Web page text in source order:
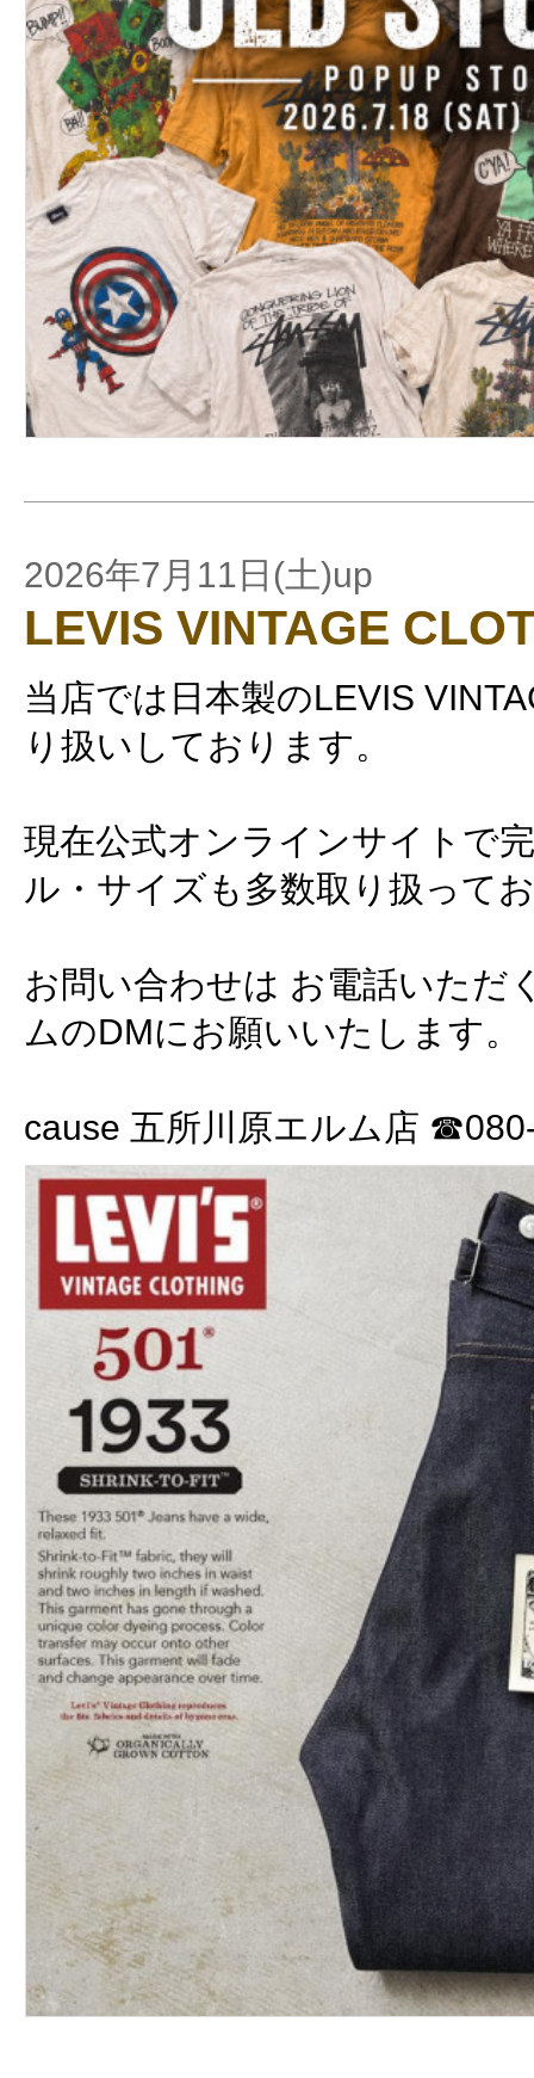
2026年7月11日(土)up
LEVIS VINTAGE
当店では日本製のLEVIS
り扱いしております。
現在公式オンラインサイトで
ル・サイズも多数取り扱って
お問い合わせは お電話いただ
ムのDMにお願いいたします。
cause 五所川原エルム店